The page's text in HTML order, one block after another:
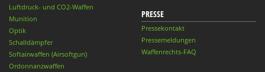
Luftdruck- und CO2-Waffen
Munition
Optik
Schalldämpfer
Softairwaffen (Airsoftgun)
Ordonnanzwaffen
PRESSE
Pressekontakt
Pressemeldungen
Waffenrechts-FAQ